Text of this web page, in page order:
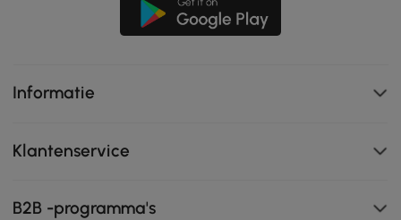
Informatie
Klantenservice
B2B -programma's